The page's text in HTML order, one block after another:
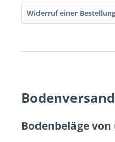
Widerruf einer
Bodenbeläge